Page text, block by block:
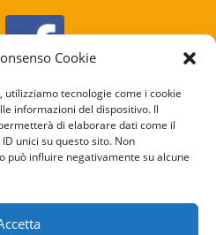
Cookie
tecnologie come i cookie
informazioni del dispositivo. Il
di elaborare dati come il
unici su questo sito. Non
può influire negativamente su alcune
COOKIE
POLICY